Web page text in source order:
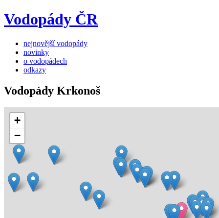
Vodopády ČR
nejnovější vodopády
novinky
o vodopádech
odkazy
Vodopády Krkonoš
+
−